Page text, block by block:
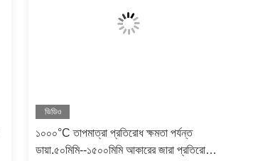
ভিডিও
১০০০°C তাপমাত্রা প্রতিরোধ ক্ষমতা পর্যন্ত
ডায়া.৫০মিমি--১৫০০মিমি আকারের জারা প্রতিরোধী